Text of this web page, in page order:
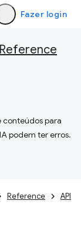
Fazer login
Reference
conteúdos para
podem ter erros.
Reference API